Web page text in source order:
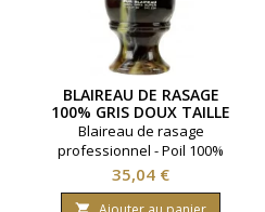
BLAIREAU DE RASAGE
100% GRIS DOUX TAILLE
11
Blaireau de rasage
professionnel - Poil 100%
blaireau extra qualité gris. -
Taille 11
Prix
35,04 €